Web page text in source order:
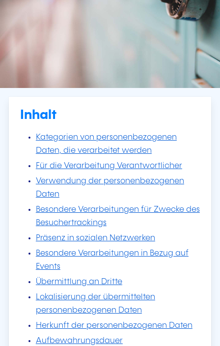
Inhalt
Kategorien von personenbezogenen
Daten, die verarbeitet werden
Für die Verarbeitung Verantwortlicher
Verwendung der personenbezogenen
Daten
Besondere Verarbeitungen für Zwecke des
Besuchertrackings
Präsenz in sozialen Netzwerken
Besondere Verarbeitungen in Bezug auf
Events
Übermittlung an Dritte
Lokalisierung der übermittelten
personenbezogenen Daten
Herkunft der personenbezogenen Daten
Aufbewahrungsdauer